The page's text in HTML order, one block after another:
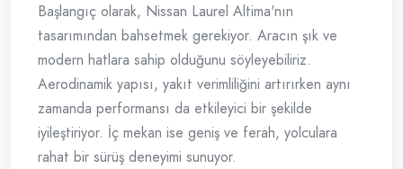
Başlangıç olarak, Nissan Laurel Altima'nın
tasarımından bahsetmek gerekiyor. Aracın şık ve
modern hatlara sahip olduğunu söyleyebiliriz.
Aerodinamik yapısı, yakıt verimliliğini artırırken aynı
zamanda performansı da etkileyici bir şekilde
iyileştiriyor. İç mekan ise geniş ve ferah, yolculara
rahat bir sürüş deneyimi sunuyor.